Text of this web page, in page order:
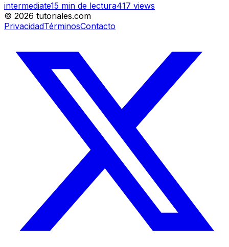
intermediate15 min de lectura417 views
© 2026 tutoriales.com
PrivacidadTérminosContacto